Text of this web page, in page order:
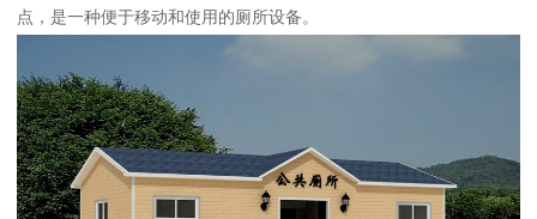
点，是一种便于移动和使用的厕所设备。